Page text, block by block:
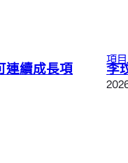
連續成長項
項目
李